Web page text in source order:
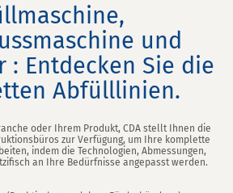
und
: Entdecken Sie die
Abfülllinien.
oder Ihrem Produkt, CDA stellt Ihnen die
zur Verfügung, um Ihre komplette
indem die Technologien, Abmessungen,
an Ihre Bedürfnisse angepasst werden.